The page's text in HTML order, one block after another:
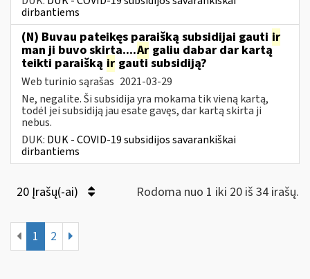
dirbantiems
(N) Buvau pateikęs paraišką subsidijai gauti ir
man ji buvo skirta....Ar galiu dabar dar kartą
teikti paraišką ir gauti subsidiją?
Web turinio sąrašas 2021-03-29
Ne, negalite. Ši subsidija yra mokama tik vieną kartą,
todėl jei subsidiją jau esate gavęs, dar kartą skirta ji
nebus.
DUK: DUK - COVID-19 subsidijos savarankiškai
dirbantiems
20 Įrašų(-ai) Rodoma nuo 1 iki 20 iš 34 irašų.
1 2